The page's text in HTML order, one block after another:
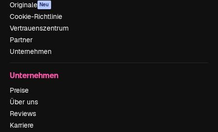
Originale Neu
Cookie-Richtlinie
Vertrauenszentrum
Partner
Unternehmen
Unternehmen
Preise
Über uns
Reviews
Karriere